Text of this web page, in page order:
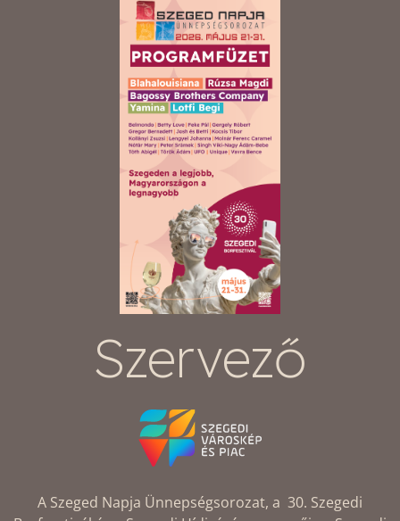
Szervező
A Szeged Napja Ünnepségsorozat, a 30. Szegedi